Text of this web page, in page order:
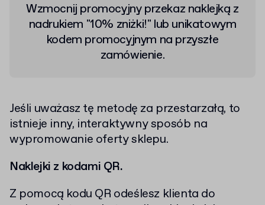
Wzmocnij promocyjny przekaz naklejką z
nadrukiem "10% zniżki!" lub unikatowym
kodem promocyjnym na przyszłe
zamówienie.
Jeśli uważasz tę metodę za przestarzałą, to
istnieje inny, interaktywny sposób na
wypromowanie oferty sklepu.
Naklejki z kodami QR.
Z pomocą kodu QR odeślesz klienta do